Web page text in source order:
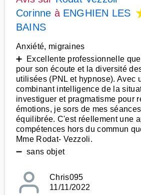
Corinne à ENGHIEN LES
BAINS
Anxiété, migraines
➕ Excellente professionnelle
pour son écoute et la diversité
utilisées (PNL et hypnose). Avec
combinant intelligence de la
investiguer et pragmatisme pour
émotions, je sors de mes
équilibrée. C'est réellement une
compétences hors du commun
Mme Rodat- Vezzoli.
➖ sans objet
Chris095
11/11/2022